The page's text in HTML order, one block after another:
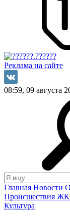
Реклама на сайте
08:59, 09 августа
Главная Новости
Происшествия
Культура